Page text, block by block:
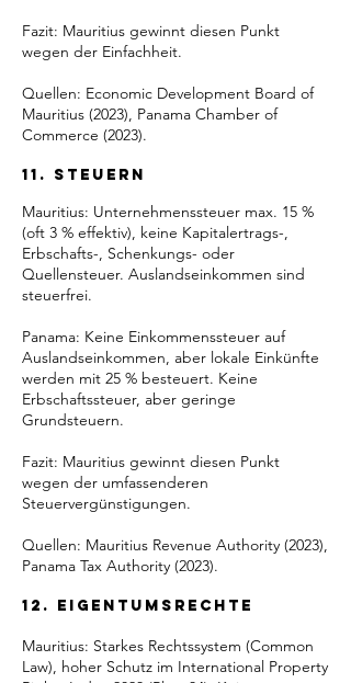
Fazit: Mauritius gewinnt diesen Punkt
wegen der Einfachheit.
Quellen: Economic Development Board of
Mauritius (2023), Panama Chamber of
Commerce (2023).
11. Steuern
Mauritius: Unternehmenssteuer max. 15 %
(oft 3 % effektiv), keine Kapitalertrags-,
Erbschafts-, Schenkungs- oder
Quellensteuer. Auslandseinkommen sind
steuerfrei.
Panama: Keine Einkommenssteuer auf
Auslandseinkommen, aber lokale Einkünfte
werden mit 25 % besteuert. Keine
Erbschaftssteuer, aber geringe
Grundsteuern.
Fazit: Mauritius gewinnt diesen Punkt
wegen der umfassenderen
Steuervergünstigungen.
Quellen: Mauritius Revenue Authority (2023),
Panama Tax Authority (2023).
12. Eigentumsrechte
Mauritius: Starkes Rechtssystem (Common
Law), hoher Schutz im International Property